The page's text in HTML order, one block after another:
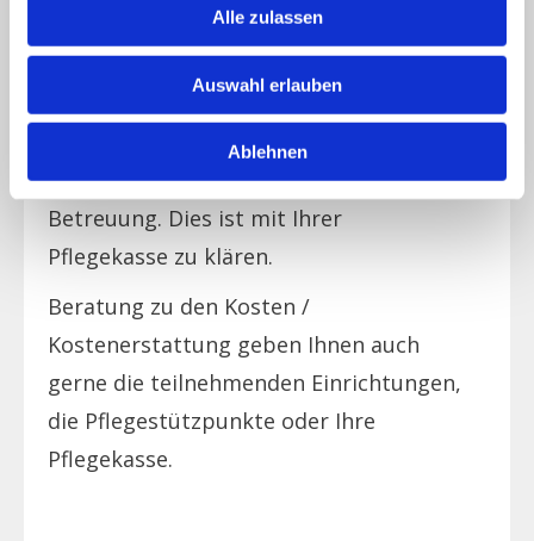
Alle zulassen
Auswahl erlauben
Ablehnen
Betreuung. Dies ist mit Ihrer
Pflegekasse zu klären.
Pflegebedürftige derPflegegrade 2 - 5
bis zu 1.854 Euro pro Jahr für Pflege und
Betreuung. Dies ist mit Ihrer
Pflegekasse zu klären.
Beratung zu den Kosten /
Kostenerstattung geben Ihnen auch
gerne die teilnehmenden Einrichtungen,
die Pflegestützpunkte oder Ihre
Pflegekasse.